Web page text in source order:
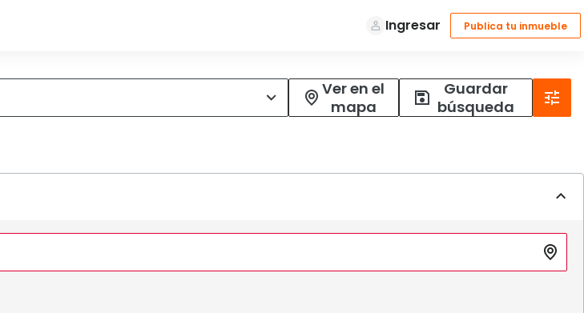
Ver en el
mapa
Guardar
búsqueda